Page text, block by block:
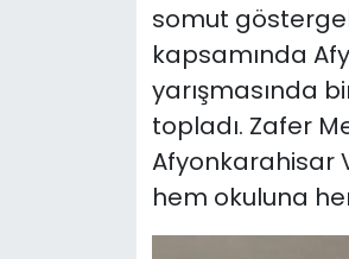
somut
kapsamında
yarışmasında
topladı. Zafer
Afyonkarahisar
hem okuluna